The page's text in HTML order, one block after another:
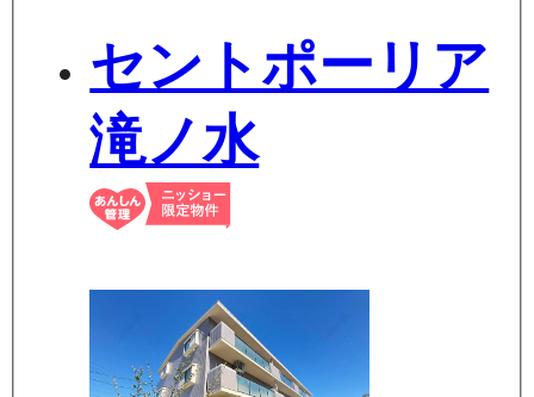
セントポーリア
滝ノ水